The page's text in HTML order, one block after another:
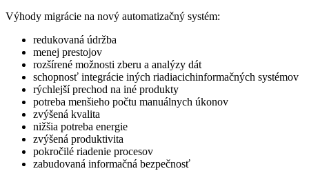
Výhody migrácie na nový automatizačný systém:
redukovaná údržba
menej prestojov
rozšírené možnosti zberu a analýzy dát
schopnosť integrácie iných riadiacichinformačných systémov
rýchlejší prechod na iné produkty
potreba menšieho počtu manuálnych úkonov
zvýšená kvalita
nižšia potreba energie
zvýšená produktivita
pokročilé riadenie procesov
zabudovaná informačná bezpečnosť